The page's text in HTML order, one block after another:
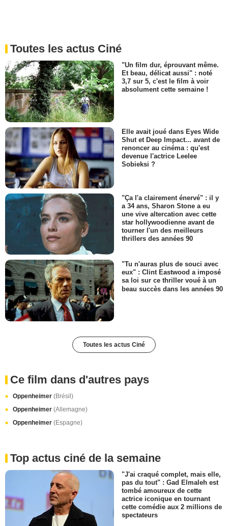
Toutes les actus Ciné
"Un film dur, éprouvant même.
Et beau, délicat aussi" : noté
3,7 sur 5, c'est le film à voir
absolument cette semaine !
Elle avait joué dans Eyes Wide
Shut et Deep Impact... avant de
renoncer au cinéma : qu'est
devenue l'actrice Leelee
Sobieksi ?
"Ça l'a clairement énervé" : il y
a 34 ans, Sharon Stone a eu
une vive altercation avec cette
star hollywoodienne avant de
tourner l'un des meilleurs
thrillers des années 90
"Tu n'auras plus de souci avec
eux" : Clint Eastwood a imposé
sa loi sur ce thriller voué à un
beau succès dans les années 90
Toutes les actus Ciné
Ce film dans d'autres pays
Oppenheimer (Brésil)
Oppenheimer (Allemagne)
Oppenheimer (Espagne)
Top actus ciné de la semaine
"J'ai craqué complet, mais elle,
pas du tout" : Gad Elmaleh est
tombé amoureux de cette
actrice iconique en tournant
cette comédie aux 2 millions de
spectateurs